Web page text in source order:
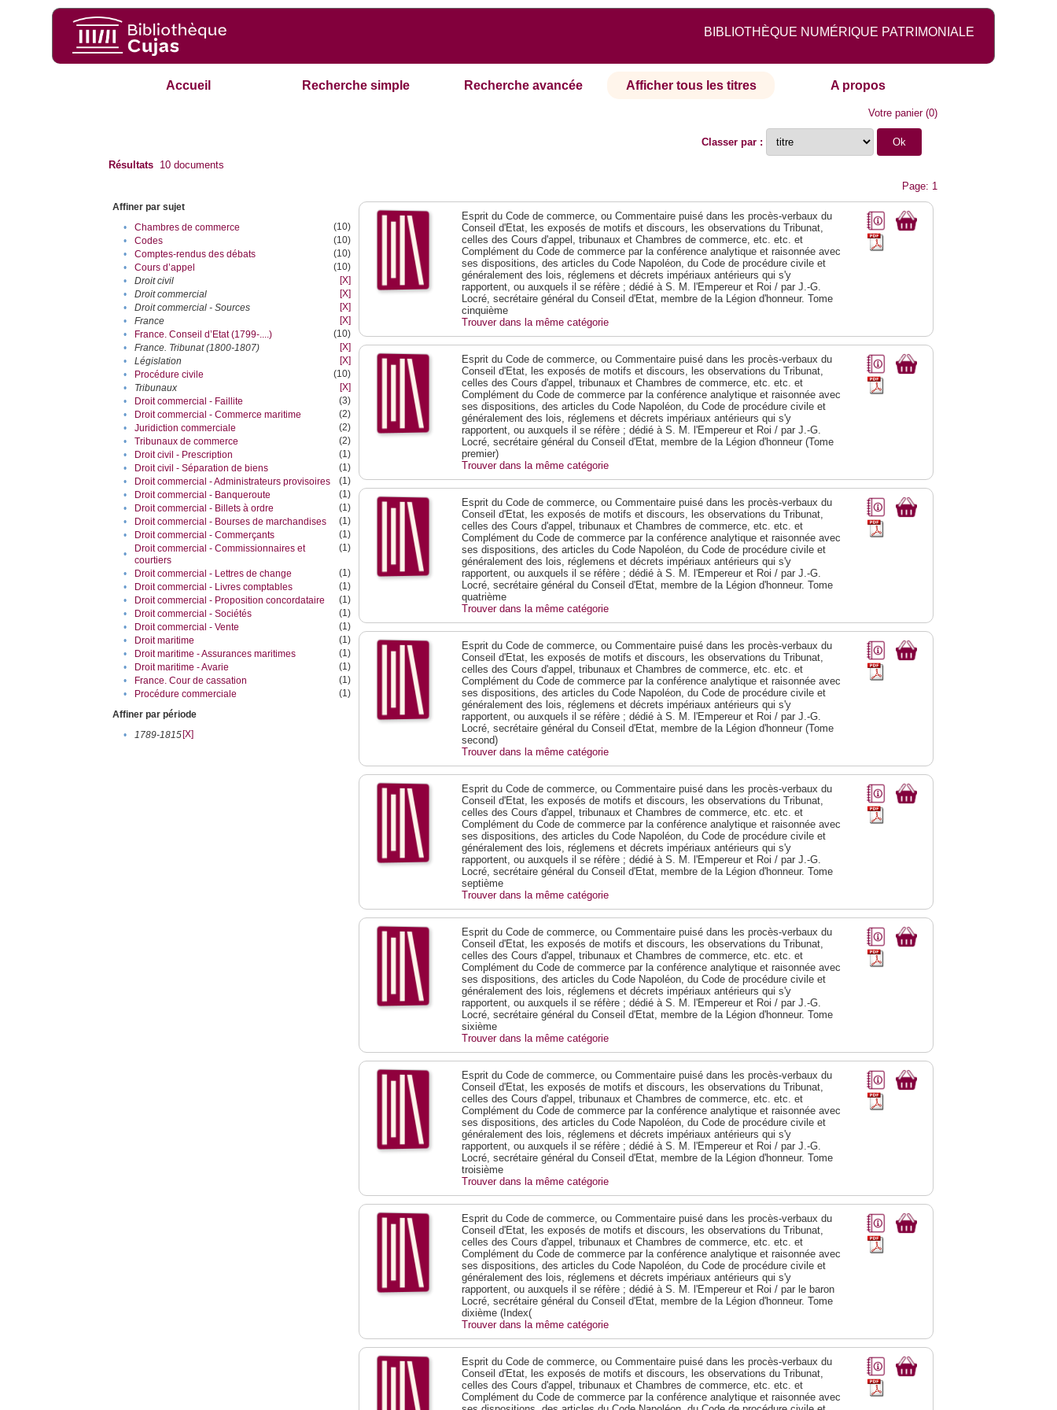
BIBLIOTHÈQUE NUMÉRIQUE PATRIMONIALE
Accueil Recherche simple Recherche avancée Afficher tous les titres A propos
Votre panier(0)
Classer par :
Résultats 10 documents
Page: 1
Affiner par sujet
•
Chambres de commerce
(10)
•
Codes
(10)
•
Comptes-rendus des débats
(10)
•
Cours d’appel
(10)
•
Droit civil
[X]
•
Droit commercial
[X]
•
Droit commercial - Sources
[X]
•
France
[X]
•
France. Conseil d’Etat (1799-....)
(10)
•
France. Tribunat (1800-1807)
[X]
•
Législation
[X]
•
Procédure civile
(10)
•
Tribunaux
[X]
•
Droit commercial - Faillite
(3)
•
Droit commercial - Commerce maritime
(2)
•
Juridiction commerciale
(2)
•
Tribunaux de commerce
(2)
•
Droit civil - Prescription
(1)
•
Droit civil - Séparation de biens
(1)
•
Droit commercial - Administrateurs provisoires
(1)
•
Droit commercial - Banqueroute
(1)
•
Droit commercial - Billets à ordre
(1)
•
Droit commercial - Bourses de marchandises
(1)
•
Droit commercial - Commerçants
(1)
•
Droit commercial - Commissionnaires et
courtiers
(1)
• Droit commercial - Lettres de change
(1)
•
Droit commercial - Livres comptables
(1)
•
Droit commercial - Proposition concordataire
(1)
•
Droit commercial - Sociétés
(1)
•
Droit commercial - Vente
(1)
•
Droit maritime
(1)
•
Droit maritime - Assurances maritimes
(1)
•
Droit maritime - Avarie
(1)
•
France. Cour de cassation
(1)
•
Procédure commerciale
(1)
Affiner par période
•
1789-1815[X]
Esprit du Code de commerce, ou Commentaire puisé dans les procès-verbaux du
Conseil d'Etat, les exposés de motifs et discours, les observations du Tribunat,
celles des Cours d'appel, tribunaux et Chambres de commerce, etc. etc. et
Complément du Code de commerce par la conférence analytique et raisonnée avec
ses dispositions, des articles du Code Napoléon, du Code de procédure civile et
généralement des lois, réglemens et décrets impériaux antérieurs qui s'y
rapportent, ou auxquels il se réfère ; dédié à S. M. l'Empereur et Roi / par J.-G.
Locré, secrétaire général du Conseil d'Etat, membre de la Légion d'honneur. Tome
cinquième
Trouver dans la même catégorie
Esprit du Code de commerce, ou Commentaire puisé dans les procès-verbaux du
Conseil d'Etat, les exposés de motifs et discours, les observations du Tribunat,
celles des Cours d'appel, tribunaux et Chambres de commerce, etc. etc. et
Complément du Code de commerce par la conférence analytique et raisonnée avec
ses dispositions, des articles du Code Napoléon, du Code de procédure civile et
généralement des lois, réglemens et décrets impériaux antérieurs qui s'y
rapportent, ou auxquels il se réfère ; dédié à S. M. l'Empereur et Roi / par J.-G.
Locré, secrétaire général du Conseil d'Etat, membre de la Légion d'honneur (Tome
premier)
Trouver dans la même catégorie
Esprit du Code de commerce, ou Commentaire puisé dans les procès-verbaux du
Conseil d'Etat, les exposés de motifs et discours, les observations du Tribunat,
celles des Cours d'appel, tribunaux et Chambres de commerce, etc. etc. et
Complément du Code de commerce par la conférence analytique et raisonnée avec
ses dispositions, des articles du Code Napoléon, du Code de procédure civile et
généralement des lois, réglemens et décrets impériaux antérieurs qui s'y
rapportent, ou auxquels il se réfère ; dédié à S. M. l'Empereur et Roi / par J.-G.
Locré, secrétaire général du Conseil d'Etat, membre de la Légion d'honneur. Tome
quatrième
Trouver dans la même catégorie
Esprit du Code de commerce, ou Commentaire puisé dans les procès-verbaux du
Conseil d'Etat, les exposés de motifs et discours, les observations du Tribunat,
celles des Cours d'appel, tribunaux et Chambres de commerce, etc. etc. et
Complément du Code de commerce par la conférence analytique et raisonnée avec
ses dispositions, des articles du Code Napoléon, du Code de procédure civile et
généralement des lois, réglemens et décrets impériaux antérieurs qui s'y
rapportent, ou auxquels il se réfère ; dédié à S. M. l'Empereur et Roi / par J.-G.
Locré, secrétaire général du Conseil d'Etat, membre de la Légion d'honneur (Tome
second)
Trouver dans la même catégorie
Esprit du Code de commerce, ou Commentaire puisé dans les procès-verbaux du
Conseil d'Etat, les exposés de motifs et discours, les observations du Tribunat,
celles des Cours d'appel, tribunaux et Chambres de commerce, etc. etc. et
Complément du Code de commerce par la conférence analytique et raisonnée avec
ses dispositions, des articles du Code Napoléon, du Code de procédure civile et
généralement des lois, réglemens et décrets impériaux antérieurs qui s'y
rapportent, ou auxquels il se réfère ; dédié à S. M. l'Empereur et Roi / par J.-G.
Locré, secrétaire général du Conseil d'Etat, membre de la Légion d'honneur. Tome
septième
Trouver dans la même catégorie
Esprit du Code de commerce, ou Commentaire puisé dans les procès-verbaux du
Conseil d'Etat, les exposés de motifs et discours, les observations du Tribunat,
celles des Cours d'appel, tribunaux et Chambres de commerce, etc. etc. et
Complément du Code de commerce par la conférence analytique et raisonnée avec
ses dispositions, des articles du Code Napoléon, du Code de procédure civile et
généralement des lois, réglemens et décrets impériaux antérieurs qui s'y
rapportent, ou auxquels il se réfère ; dédié à S. M. l'Empereur et Roi / par J.-G.
Locré, secrétaire général du Conseil d'Etat, membre de la Légion d'honneur. Tome
sixième
Trouver dans la même catégorie
Esprit du Code de commerce, ou Commentaire puisé dans les procès-verbaux du
Conseil d'Etat, les exposés de motifs et discours, les observations du Tribunat,
celles des Cours d'appel, tribunaux et Chambres de commerce, etc. etc. et
Complément du Code de commerce par la conférence analytique et raisonnée avec
ses dispositions, des articles du Code Napoléon, du Code de procédure civile et
généralement des lois, réglemens et décrets impériaux antérieurs qui s'y
rapportent, ou auxquels il se réfère ; dédié à S. M. l'Empereur et Roi / par J.-G.
Locré, secrétaire général du Conseil d'Etat, membre de la Légion d'honneur. Tome
troisième
Trouver dans la même catégorie
Esprit du Code de commerce, ou Commentaire puisé dans les procès-verbaux du
Conseil d'Etat, les exposés de motifs et discours, les observations du Tribunat,
celles des Cours d'appel, tribunaux et Chambres de commerce, etc. etc. et
Complément du Code de commerce par la conférence analytique et raisonnée avec
ses dispositions, des articles du Code Napoléon, du Code de procédure civile et
généralement des lois, réglemens et décrets impériaux antérieurs qui s'y
rapportent, ou auxquels il se réfère ; dédié à S. M. l'Empereur et Roi / par le baron
Locré, secrétaire général du Conseil d'Etat, membre de la Légion d'honneur. Tome
dixième (Index(
Trouver dans la même catégorie
Esprit du Code de commerce, ou Commentaire puisé dans les procès-verbaux du
Conseil d'Etat, les exposés de motifs et discours, les observations du Tribunat,
celles des Cours d'appel, tribunaux et Chambres de commerce, etc. etc. et
Complément du Code de commerce par la conférence analytique et raisonnée avec